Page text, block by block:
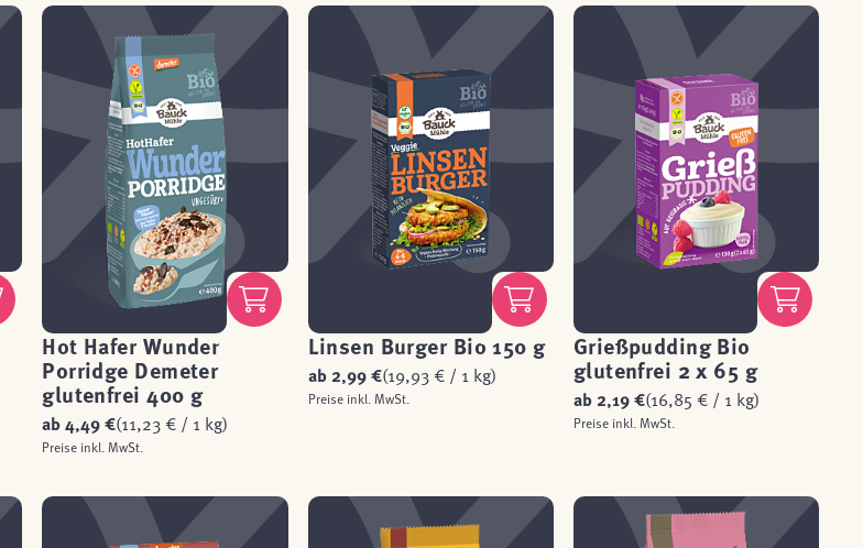
Hot Hafer Wunder
Porridge Demeter
glutenfrei 400 g
ab4,49 €(11,23 € / 1 kg)
Preise inkl. MwSt.
Linsen Burger Bio 150 g
ab 2,99 €(19,93 € / 1 kg)
Preise inkl. MwSt.
Grießpudding Bio
glutenfrei 2 x 65 g
ab 2,19 €(16,85 € / 1 kg)
Preise inkl. MwSt.